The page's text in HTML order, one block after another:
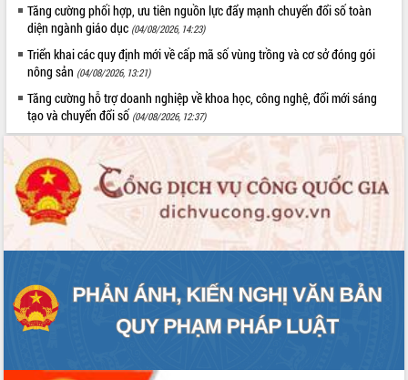
Tăng cường phối hợp, ưu tiên nguồn lực đẩy mạnh chuyển đổi số toàn
diện ngành giáo dục (04/08/2026, 14:23)
Triển khai các quy định mới về cấp mã số vùng trồng và cơ sở đóng gói
nông sản (04/08/2026, 13:21)
Tăng cường hỗ trợ doanh nghiệp về khoa học, công nghệ, đổi mới sáng
tạo và chuyển đổi số (04/08/2026, 12:37)